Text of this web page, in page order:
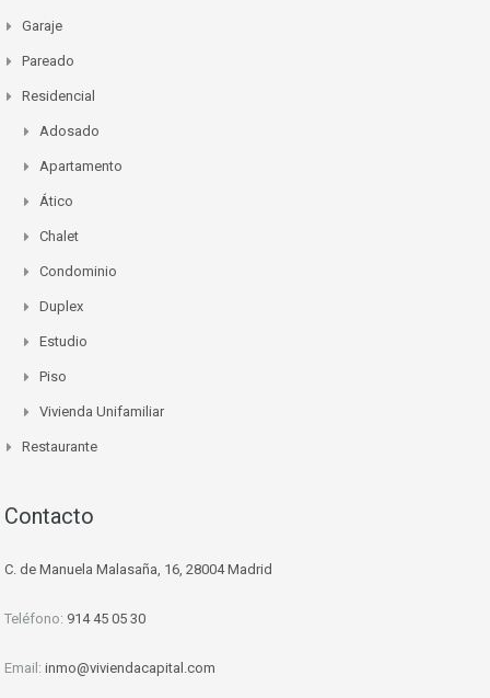
Garaje
Pareado
Residencial
Adosado
Apartamento
Ático
Chalet
Condominio
Duplex
Estudio
Piso
Vivienda Unifamiliar
Restaurante
Contacto
C. de Manuela Malasaña, 16, 28004 Madrid
Teléfono: 914 45 05 30
Email: inmo@viviendacapital.com